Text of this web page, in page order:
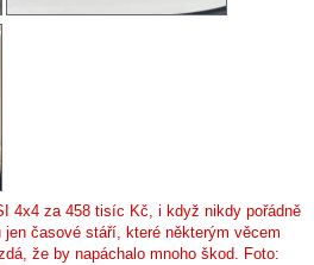
4x4 za 458 tisíc Kč, i když nikdy pořádně
časové stáří, které některým věcem
že by napáchalo mnoho škod. Foto: